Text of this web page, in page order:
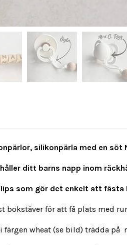
silikonpärla med en
ditt barns napp inom
som gör det enkelt att fästa
bokstäver för att få plats med
färgen wheat (se bild) trädda på